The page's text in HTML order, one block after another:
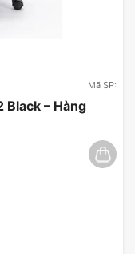
Mã SP:
Black – Hàng